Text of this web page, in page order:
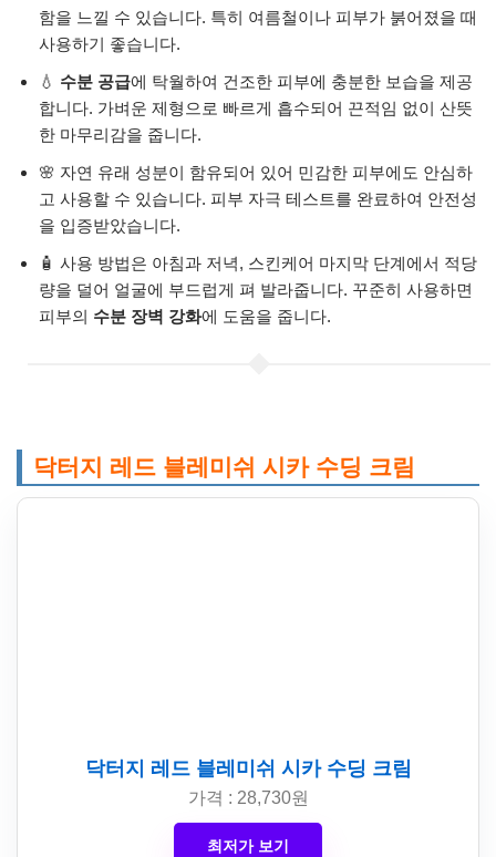
함을 느낄 수 있습니다. 특히 여름철이나 피부가 붉어졌을 때
사용하기 좋습니다.
💧 수분 공급에 탁월하여 건조한 피부에 충분한 보습을 제공
합니다. 가벼운 제형으로 빠르게 흡수되어 끈적임 없이 산뜻
한 마무리감을 줍니다.
🌸 자연 유래 성분이 함유되어 있어 민감한 피부에도 안심하
고 사용할 수 있습니다. 피부 자극 테스트를 완료하여 안전성
을 입증받았습니다.
🧴 사용 방법은 아침과 저녁, 스킨케어 마지막 단계에서 적당
량을 덜어 얼굴에 부드럽게 펴 발라줍니다. 꾸준히 사용하면
피부의 수분 장벽 강화에 도움을 줍니다.
닥터지 레드 블레미쉬 시카 수딩 크림
닥터지 레드 블레미쉬 시카 수딩 크림
가격 : 28,730원
최저가 보기